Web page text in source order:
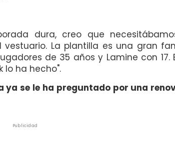
dura, creo que
La plantilla es una gran
de 35 años y Lamine con 17.
lo ha hecho".
ya se le ha preguntado por una
Publicidad